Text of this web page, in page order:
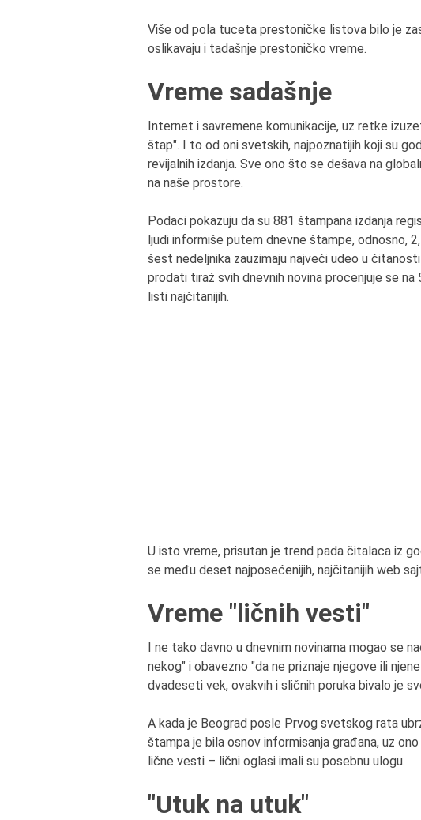
Više od pola tuceta prestoničke listova bilo je
oslikavaju i tadašnje prestoničko vreme.
Vreme sadašnje
Internet i savremene komunikacije, uz retke
štap". I to od oni svetskih, najpoznatijih koji su
revijalnih izdanja. Sve ono što se dešava na
na naše prostore.
Podaci pokazuju da su 881 štampana izdanja
ljudi informiše putem dnevne štampe, odnosno,
šest nedeljnika zauzimaju najveći udeo u
prodati tiraž svih dnevnih novina procenjuje se
listi najčitanijih.
U isto vreme, prisutan je trend pada čitalaca iz
se među deset najposećenijih, najčitanijih web
Vreme "ličnih vesti"
I ne tako davno u dnevnim novinama mogao se
nekog" i obavezno "da ne priznaje njegove ili
dvadeseti vek, ovakvih i sličnih poruka bivalo je
A kada je Beograd posle Prvog svetskog rata
štampa je bila osnov informisanja građana, uz
lične vesti – lični oglasi imali su posebnu ulogu.
"Utuk na utuk"